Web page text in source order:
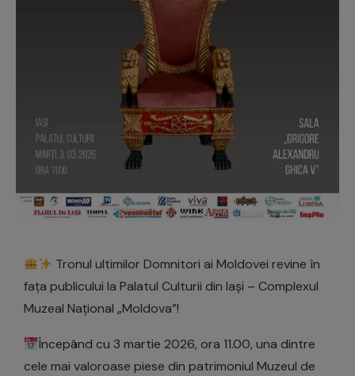
Tronul ultimilor Domnitori ai Moldovei revine în
fața publicului la Palatul Culturii din Iași – Complexul
Muzeal Național „Moldova”!
Începând cu 3 martie 2026, ora 11.00, una dintre
cele mai valoroase piese din patrimoniul Muzeul de